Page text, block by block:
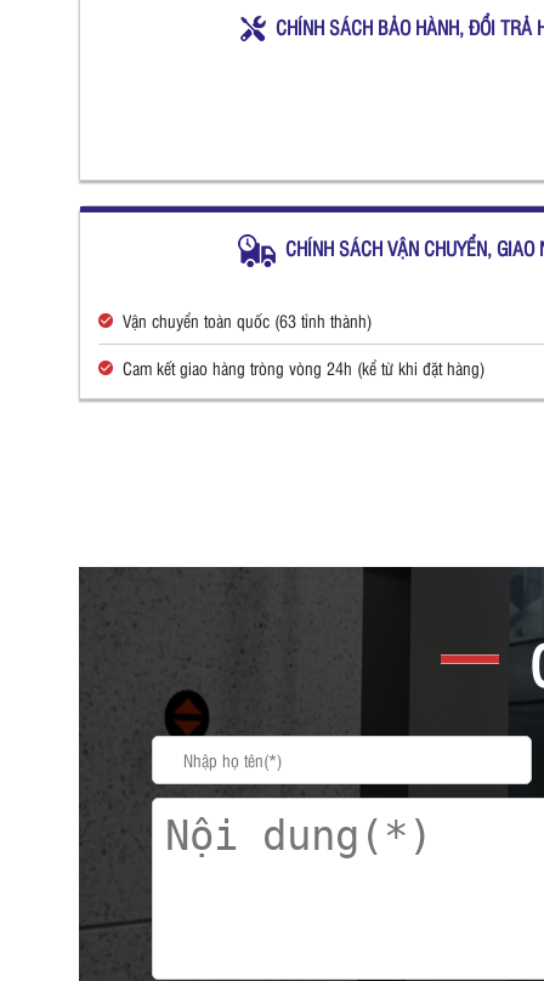
CHÍNH SÁCH BẢO HÀNH, ĐỔI TRẢ
CHÍNH SÁCH VẬN CHUYỂN, GIAO
Vận chuyển toàn quốc (63 tỉnh thành)
Cam kết giao hàng tròng vòng 24h (kể từ khi đặt hàng)